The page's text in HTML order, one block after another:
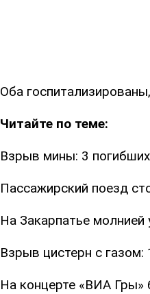
Оба
Читайте по теме:
Взрыв мины: 3
Пассажирский поезд
На Закарпатье
Взрыв цистерн с
На концерте «ВИА